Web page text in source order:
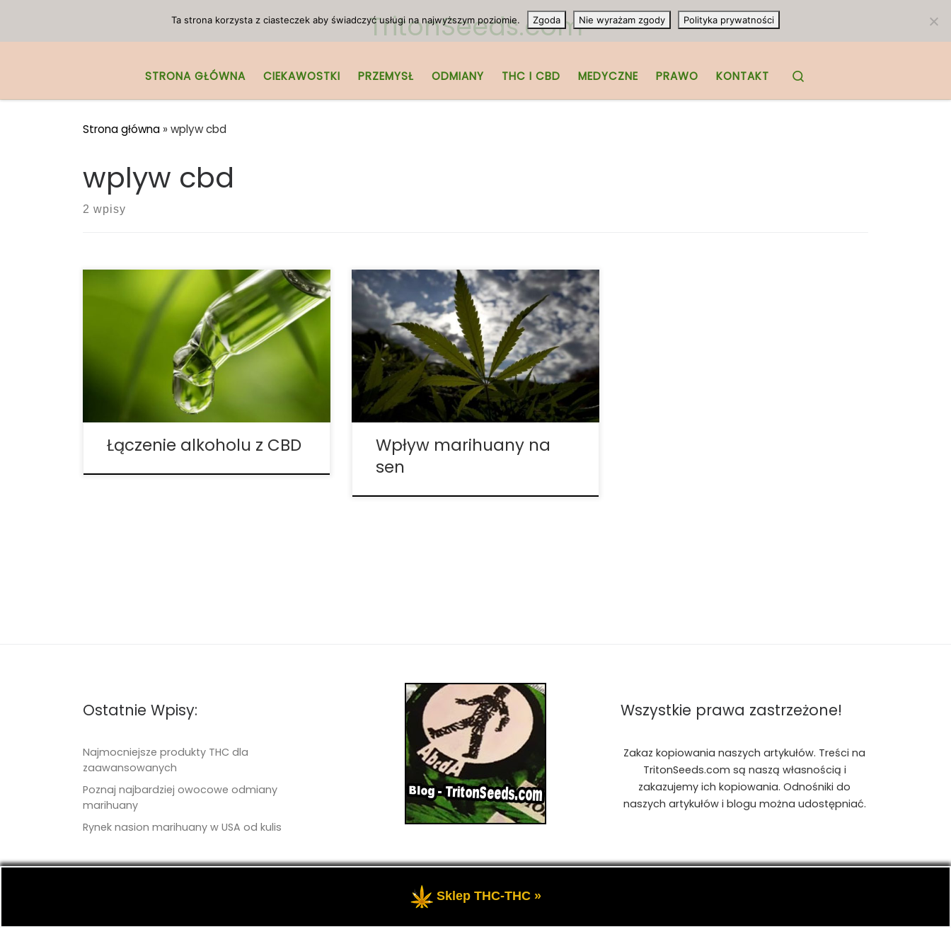
TritonSeeds.com
STRONA GŁÓWNA CIEKAWOSTKI PRZEMYSŁ ODMIANY THC I CBD MEDYCZNE PRAWO KONTAKT
Strona główna » wplyw cbd
wplyw cbd
2 wpisy
Badania pokazują, że CBD i alkohol
wyraźnie działają na siebie. Zatem czy
warto mieszać jedno z drugim?
Zapraszamy do czytania. Istnieją pewne
oczywiste obawy dotyczące mieszania
alkoholu z marihuany. Ale co z CBD?
Mieszanie kannabidiolu z piwem i
koktajlami alkoholowymi […]
Łączenie alkoholu z CBD
Z pewnością już wiesz, że istnieje wiele
odmian marihuany, które mają różny
wpływ na organizm. Odmiany, które
powodują haj, mają więcej THC i mniej
CBD. Odmiany te są najbardziej
powszechne, ale nie tylko z powodu haju.
W rzeczywistości, większość badań […]
Wpływ marihuany na
sen
Ostatnie Wpisy:
Najmocniejsze produkty THC dla
zaawansowanych
Poznaj najbardziej owocowe odmiany
marihuany
Rynek nasion marihuany w USA od kulis
Wszystkie prawa zastrzeżone!
Zakaz kopiowania naszych artykułów. Treści na
TritonSeeds.com są naszą własnością i
zakazujemy ich kopiowania. Odnośniki do
naszych artykułów i blogu można udostępniać.
- Przedstawia portal-blog o Marihuanie, cannabis, konopiach indyjskich, CBD, RSO, THC.
Ta strona korzysta z ciasteczek aby świadczyć usługi na najwyższym poziomie. Zgoda Nie wyrażam zgody Polityka prywatności
Sklep THC-THC »